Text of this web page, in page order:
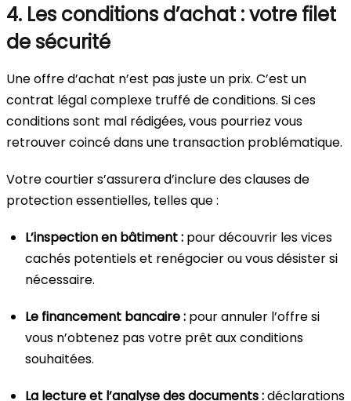
4. Les conditions d’achat : votre filet
de sécurité
Une offre d’achat n’est pas juste un prix. C’est un
contrat légal complexe truffé de conditions. Si ces
conditions sont mal rédigées, vous pourriez vous
retrouver coincé dans une transaction problématique.
Votre courtier s’assurera d’inclure des clauses de
protection essentielles, telles que :
L’inspection en bâtiment : pour découvrir les vices
cachés potentiels et renégocier ou vous désister si
nécessaire.
Le financement bancaire : pour annuler l’offre si
vous n’obtenez pas votre prêt aux conditions
souhaitées.
La lecture et l’analyse des documents :déclarations